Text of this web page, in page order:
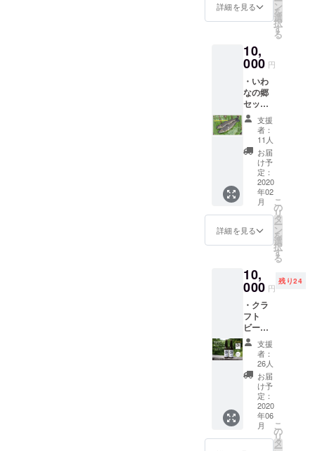
す。 ※
2月1日
から順
けを開
始し、
2020年
2月29日
までに
お届け
しま
す。 ※
災害等
により
営業不
可能と
場合の
払い戻
ん。
ナルス
めたサ
ンクス
レター
をお送
りしま
す。 ※
お手伝
いいた
だく際
の場所
や日時
は応相
談で
す。会
場まで
の交通
費や宿
は、自
己負担
いしま
す。お
手伝い
いただ
ける時
間に応
じて、
食事が
付きま
す。 ※
キッチ
ンカー
で1日ス
店でご
使用い
ただけ
円分の
商品券
と、オ
リジナ
ルス
テッ
カー、
心を込
めたサ
ンクス
レター
をお送
りしま
す。 ※
指定住
所へお
送りし
み）。
※出店情
報はあ
らかじ
めお店
のSNS
よりご
確認く
ださ
い。 ※
商品券
の有効
期限は
2021年
5月末ま
でで
詳細を見る ン
を
選
択
す
る
10,
000 円
・いわ
なの郷
セット
(いわな
のア
ヒー
ジョ、
スモー
クいわ
な) ・
Kokage
Kitchen
4000円
分商品
券 ・オ
リジナ
テッ
カー ・
サンク
スレ
ター 川
内村の
観光ス
ポット
「いわ
なの
郷」で
養殖＆
加工さ
れたお
土産2品
（いわ
支援
者：
11人
お届
け予
定：
2020
年02
月
詳細を見る
こ
の
リ
タ
ー
ン
を
選
択
す
る
10,
000 円
残り24
・クラ
フト
ビール2
種飲み
比べ
セット
（ホッ
プジャ
パン）
Kokage
Kitchen
4000円
支援
者：
26人
お届
け予
定：
2020
年06
月
こ
の
リ
タ
ー